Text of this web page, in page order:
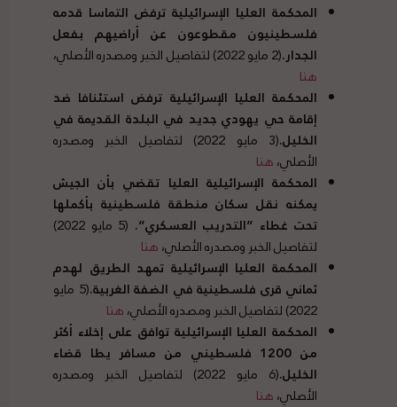
المحكمة العليا الإسرائيلية ترفض التماسا قدمه
فلسطينيون مقطوعون عن أراضيهم بفعل
الجدار.(2 مايو 2022) لتفاصيل الخبر ومصدره الأصلي،
هنا
المحكمة العليا الإسرائيلية ترفض استئنافا ضد
إقامة حي يهودي جديد في البلدة القديمة في
الخليل.
(3 مايو 2022) لتفاصيل الخبر ومصدره
الأصلي،هنا
المحكمة الإسرائيلية العليا تقضي بأن الجيش
يمكنه نقل سكان منطقة فلسطينية بأكملها
تحت غطاء “التدريب العسكري“.
(5 مايو 2022)
لتفاصيل الخبر ومصدره الأصلي،هنا
المحكمة العليا الإسرائيلية تمهد الطريق لهدم
ثماني قرى فلسطينية في الضفة الغربية.
(5 مايو
2022) لتفاصيل الخبر ومصدره الأصلي،
هنا
المحكمة العليا الإسرائيلية توافق على إخلاء أكثر
من 1200 فلسطيني من مسافر يطا قضاء
الخليل.
(6 مايو 2022) لتفاصيل الخبر ومصدره
الأصلي،هنا